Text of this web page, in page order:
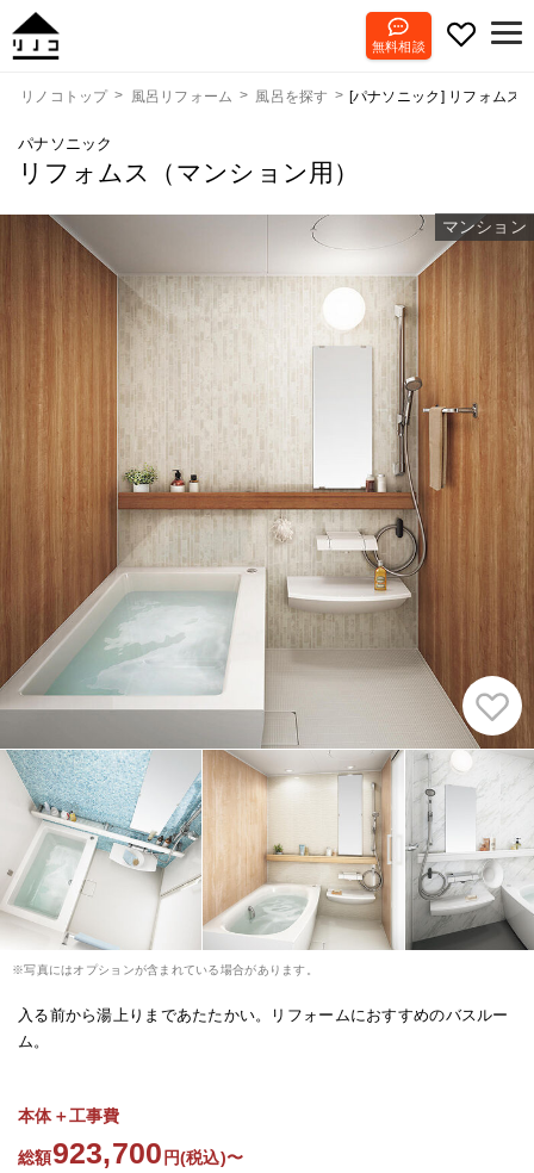
無料相談
リノコトップ 風呂リフォーム 風呂を探す [パナソニック] リフォムス
パナソニック
リフォムス（マンション用）
マンション
※写真にはオプションが含まれている場合があります。
入る前から湯上りまであたたかい。リフォームにおすすめのバスルー
ム。
本体＋工事費
総額923,700 円(税込)〜